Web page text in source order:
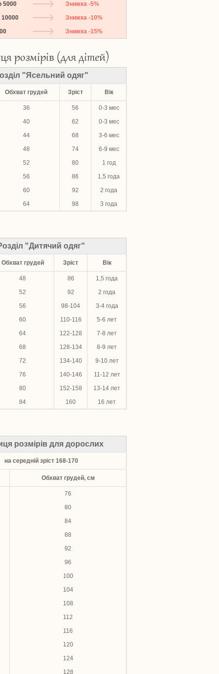
5000
Знижка -5%
10000
Знижка -10%
Знижка -15%
розмірів (для дітей)
"Ясельний одяг"
Обхват грудей Зріст Вік
36 56
0-3 мес
40
62
0-3 мес
44
68
3-6 мес
48
74
6-9 мес
52
80
1 год
56
86
1,5 года
60
92
2 года
64
98 3 года
"Дитячий одяг"
Обхват грудей Зріст Вік
48 86
1,5 года
52
92
2 года
56
98-104
3-4 года
60
110-116
5-6 лет
64
122-128
7-8 лет
68
128-134
8-9 лет
72
134-140
9-10 лет
76
140-146
11-12 лет
80
152-158
13-14 лет
84
160 16 лет
розмірів для дорослих
на середній зріст 168-170
Обхват грудей, см
76
80
84
88
92
96
100
104
108
112
116
120
124
128